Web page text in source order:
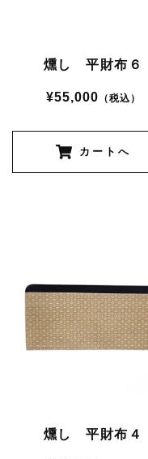
燻し 平財布６
¥55,000 （税込）
カートへ
燻し 平財布４